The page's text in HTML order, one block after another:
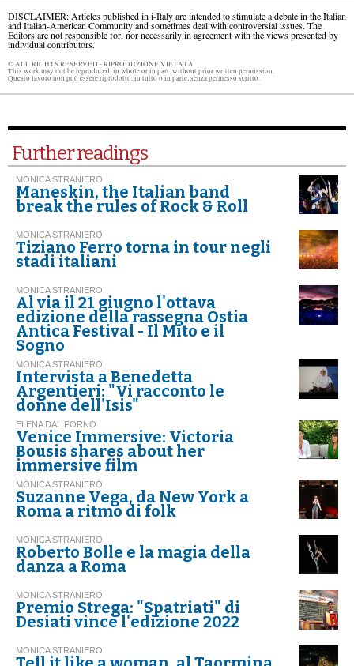
DISCLAIMER: Articles published in i-Italy are intended to stimulate a debate in the Italian
and Italian-American Community and sometimes deal with controversial issues. The
Editors are not responsible for, nor necessarily in agreement with the views presented by
individual contributors.
© ALL RIGHTS RESERVED - RIPRODUZIONE VIETATA.
This work may not be reproduced, in whole or in part, without prior written permission.
Questo lavoro non può essere riprodotto, in tutto o in parte, senza permesso scritto.
Further readings
MONICA STRANIERO
Maneskin, the Italian band
break the rules of Rock & Roll
MONICA STRANIERO
Tiziano Ferro torna in tour negli
stadi italiani
MONICA STRANIERO
Al via il 21 giugno l'ottava
edizione della rassegna Ostia
Antica Festival - Il Mito e il
Sogno
MONICA STRANIERO
Intervista a Benedetta
Argentieri: "Vi racconto le
donne dell'Isis"
ELENA DAL FORNO
Venice Immersive: Victoria
Bousis shares about her
immersive film
MONICA STRANIERO
Suzanne Vega, da New York a
Roma a ritmo di folk
MONICA STRANIERO
Roberto Bolle e la magia della
danza a Roma
MONICA STRANIERO
Premio Strega: "Spatriati" di
Desiati vince l'edizione 2022
MONICA STRANIERO